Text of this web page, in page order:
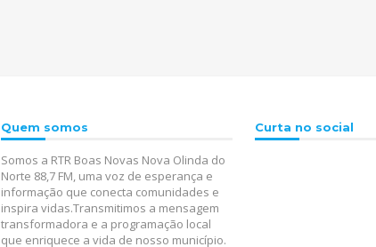
Quem somos
Somos a RTR Boas Novas Nova Olinda do
Norte 88,7 FM, uma voz de esperança e
informação que conecta comunidades e
inspira vidas.Transmitimos a mensagem
transformadora e a programação local
que enriquece a vida de nosso município.
Curta no social